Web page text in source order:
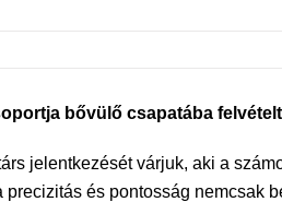
bővülő csapatába
jelentkezését várjuk, aki a
és pontosság nemcsak